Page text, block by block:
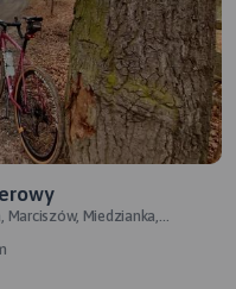
Marciszów, Miedzianka,